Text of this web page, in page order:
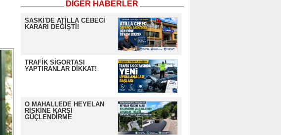
DİĞER HABERLER
SASKİ'DE ATİLLA CEBECİ
KARARI DEĞİŞTİ!
TRAFİK SİGORTASI
YAPTIRANLAR DİKKAT!
O MAHALLEDE HEYELAN
RİSKİNE KARŞI
GÜÇLENDİRME